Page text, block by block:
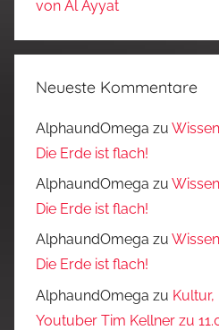
von Al Ayyat
Neueste Kommentare
AlphaundOmega zu
Die Erde ist flach!
AlphaundOmega zu
Die Erde ist flach!
AlphaundOmega zu
Die Erde ist flach!
AlphaundOmega zu Kultur,
Youtuber Tim Kellner zu